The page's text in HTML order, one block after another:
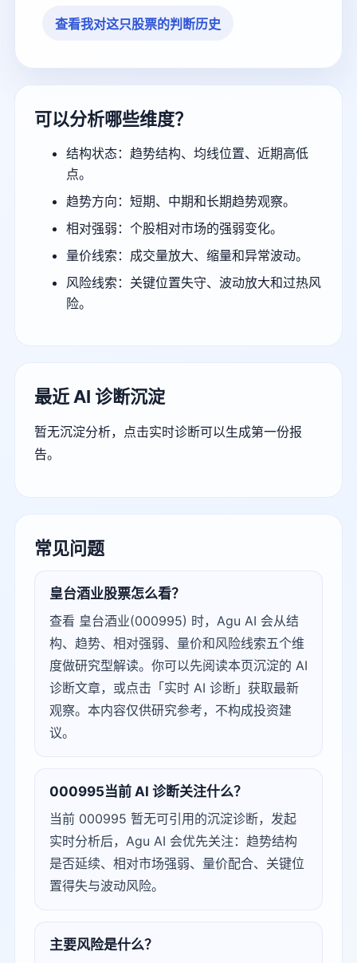
查看我对这只股票的判断历史
可以分析哪些维度？
结构状态：趋势结构、均线位置、近期高低
点。
趋势方向：短期、中期和长期趋势观察。
相对强弱：个股相对市场的强弱变化。
量价线索：成交量放大、缩量和异常波动。
风险线索：关键位置失守、波动放大和过热风
险。
最近 AI 诊断沉淀
暂无沉淀分析，点击实时诊断可以生成第一份报
告。
常见问题
皇台酒业股票怎么看？
查看 皇台酒业(000995) 时，Agu AI 会从结
构、趋势、相对强弱、量价和风险线索五个维
度做研究型解读。你可以先阅读本页沉淀的 AI
诊断文章，或点击「实时 AI 诊断」获取最新
观察。本内容仅供研究参考，不构成投资建
议。
000995当前 AI 诊断关注什么？
当前 000995 暂无可引用的沉淀诊断，发起
实时分析后，Agu AI 会优先关注：趋势结构
是否延续、相对市场强弱、量价配合、关键位
置得失与波动风险。
主要风险是什么？